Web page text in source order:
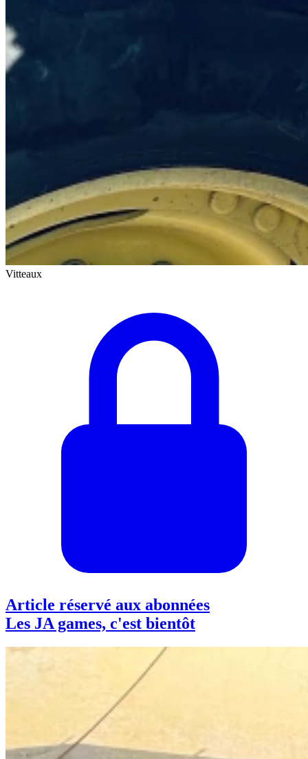
Vitteaux
Article réservé aux abonnées
Les JA games, c'est bientôt